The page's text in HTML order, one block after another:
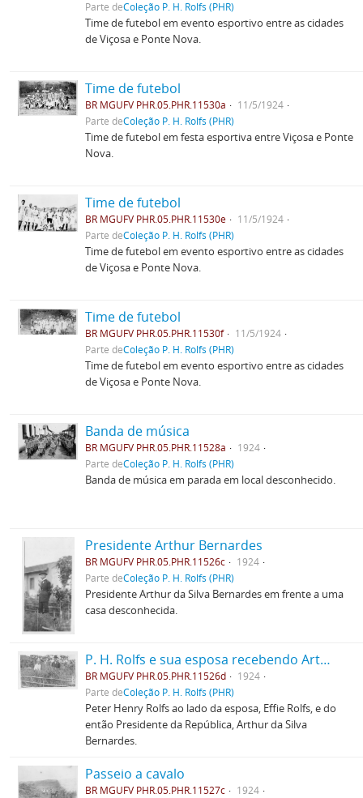
Parte deColeção P. H. Rolfs (PHR)
Time de futebol em evento esportivo entre as cidades
de Viçosa e Ponte Nova.
Time de futebol
BR MGUFV PHR.05.PHR.11530a
11/5/1924
Parte deColeção P. H. Rolfs (PHR)
Time de futebol em festa esportiva entre Viçosa e Ponte
Nova.
Time de futebol
BR MGUFV PHR.05.PHR.11530e
11/5/1924
Parte deColeção P. H. Rolfs (PHR)
Time de futebol em evento esportivo entre as cidades
de Viçosa e Ponte Nova.
Time de futebol
BR MGUFV PHR.05.PHR.11530f
11/5/1924
Parte deColeção P. H. Rolfs (PHR)
Time de futebol em evento esportivo entre as cidades
de Viçosa e Ponte Nova.
Banda de música
BR MGUFV PHR.05.PHR.11528a
1924
Parte deColeção P. H. Rolfs (PHR)
Banda de música em parada em local desconhecido.
Presidente Arthur Bernardes
BR MGUFV PHR.05.PHR.11526c
1924
Parte deColeção P. H. Rolfs (PHR)
Presidente Arthur da Silva Bernardes em frente a uma
casa desconhecida.
P. H. Rolfs e sua esposa recebendo Arthur Bernardes
BR MGUFV PHR.05.PHR.11526d
1924
Parte deColeção P. H. Rolfs (PHR)
Peter Henry Rolfs ao lado da esposa, Effie Rolfs, e do
então Presidente da República, Arthur da Silva
Bernardes.
Passeio a cavalo
BR MGUFV PHR.05.PHR.11527c 1924